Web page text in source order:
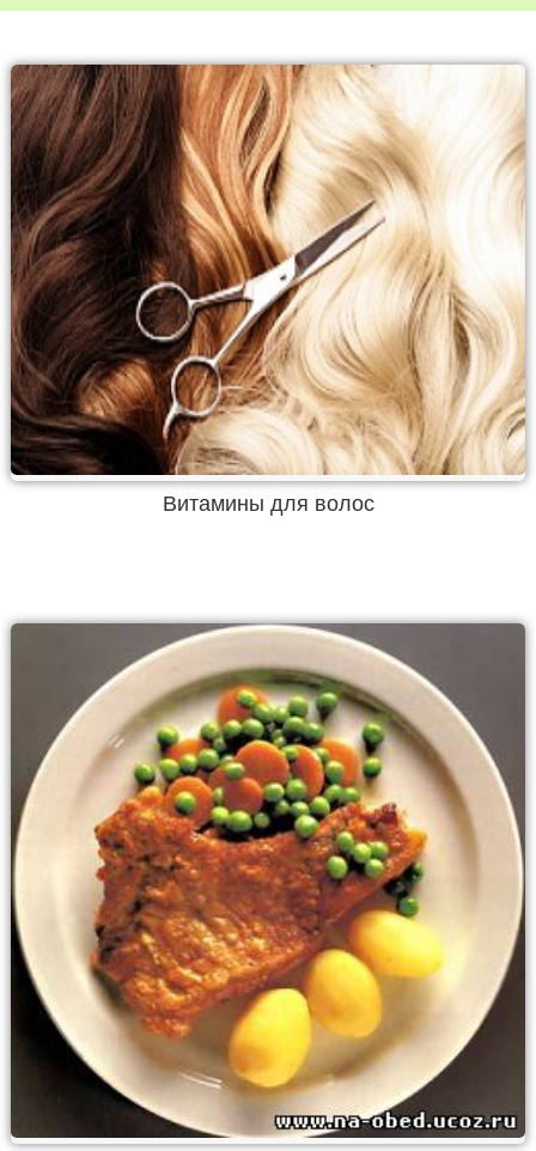
Витамины для волос